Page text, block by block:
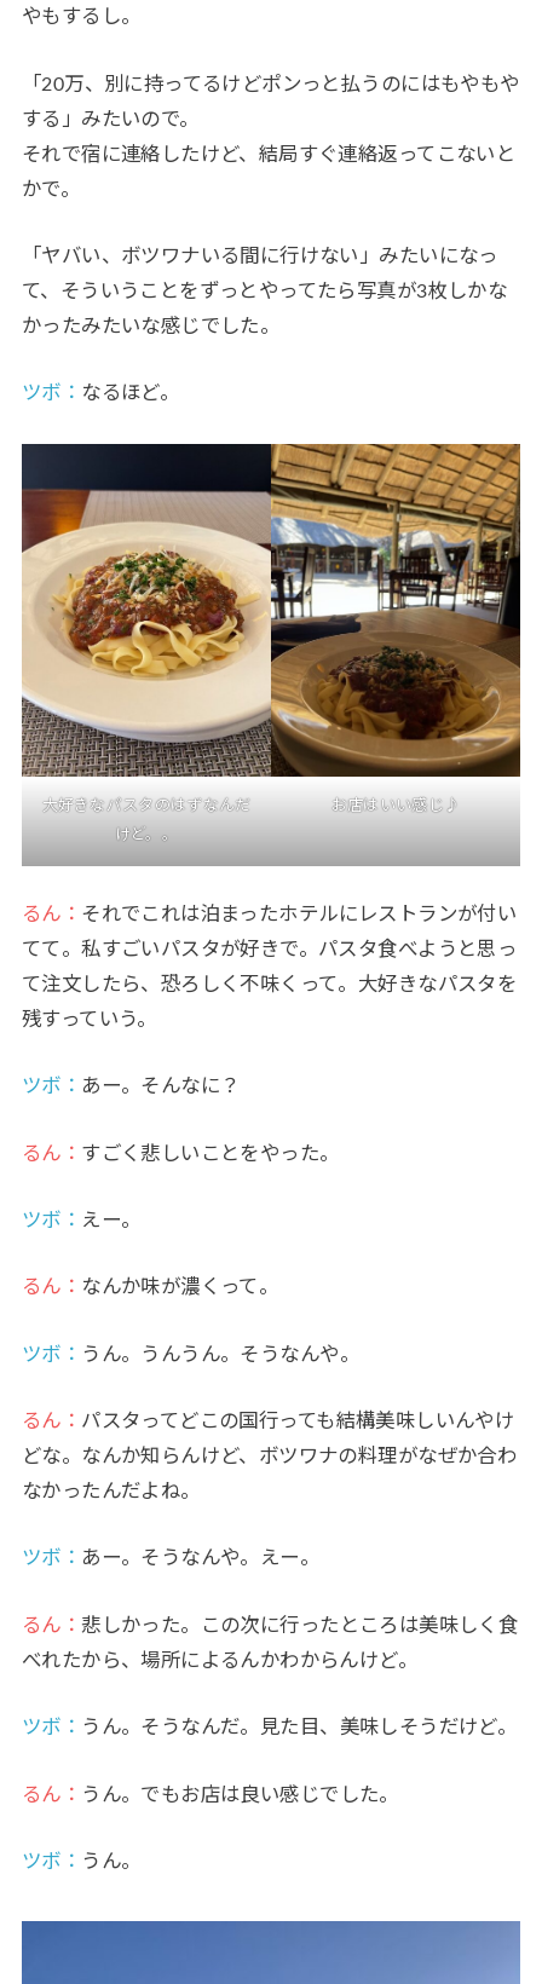
やもするし。
「20万、別に持ってるけどポンっと払うのにはもやもや
する」みたいので。
それで宿に連絡したけど、結局すぐ連絡返ってこないと
かで。
「ヤバい、ボツワナいる間に行けない」みたいになっ
て、そういうことをずっとやってたら写真が3枚しかな
かったみたいな感じでした。
ツボ： なるほど。
大好きなパスタのはずなんだ
けど。。
お店はいい感じ♪
るん： それでこれは泊まったホテルにレストランが付い
てて。私すごいパスタが好きで。パスタ食べようと思っ
て注文したら、恐ろしく不味くって。大好きなパスタを
残すっていう。
ツボ： あー。そんなに？
るん： すごく悲しいことをやった。
ツボ： えー。
るん： なんか味が濃くって。
ツボ： うん。うんうん。そうなんや。
るん： パスタってどこの国行っても結構美味しいんやけ
どな。なんか知らんけど、ボツワナの料理がなぜか合わ
なかったんだよね。
ツボ： あー。そうなんや。えー。
るん：悲しかった。この次に行ったところは美味しく食
べれたから、場所によるんかわからんけど。
ツボ： うん。そうなんだ。見た目、美味しそうだけど。
るん： うん。でもお店は良い感じでした。
ツボ： うん。